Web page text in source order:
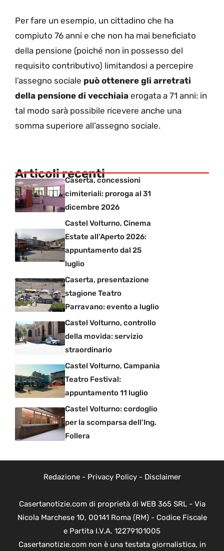
Per fare un esempio, un cittadino che ha
compiuto 76 anni e che non ha mai beneficiato
della pensione (poiché non in possesso del
requisito contributivo) limitandosi a percepire
l’assegno sociale può ottenere gli arretrati
della pensione di vecchiaia erogata a 71 anni: in
tal modo sarà possibile ricevere anche una
somma superiore all’assegno sociale.
Articoli recenti
Caserta, concessioni
cimiteriali: proroga al 31
dicembre 2026
Castel Volturno, Cinema
Estate all’Aperto 2026:
appuntamento dal 25
luglio
Caserta, presentazione
stagione Teatro
Parravano: evento a luglio
Castel Volturno, controllo
della movida: servizio
straordinario
Castel Volturno, Campania
Teatro Festival:
appuntamento 11 luglio
Castel Volturno: cordoglio
per la scomparsa dell’Ing.
Follera
Redazione- Privacy Policy- Disclaimer
Casertanotizie.com di proprietà di WEB 365 SRL - Via
Nicola Marchese 10, 00141 Roma (RM) - Codice Fiscale
e Partita I.V.A. 12279101005
Casertanotizie.com non è una testata giornalistica, in